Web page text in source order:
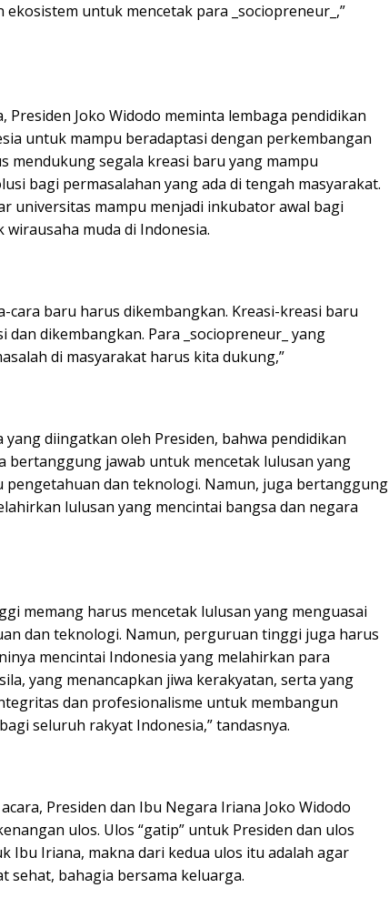
ekosistem untuk mencetak para _sociopreneur_,”
Presiden Joko Widodo meminta lembaga pendidikan
untuk mampu beradaptasi dengan perkembangan
mendukung segala kreasi baru yang mampu
bagi permasalahan yang ada di tengah masyarakat.
universitas mampu menjadi inkubator awal bagi
wirausaha muda di Indonesia.
cara baru harus dikembangkan. Kreasi-kreasi baru
dan dikembangkan. Para _sociopreneur_ yang
di masyarakat harus kita dukung,”
yang diingatkan oleh Presiden, bahwa pendidikan
bertanggung jawab untuk mencetak lulusan yang
pengetahuan dan teknologi. Namun, juga bertanggung
lulusan yang mencintai bangsa dan negara
memang harus mencetak lulusan yang menguasai
dan teknologi. Namun, perguruan tinggi juga harus
mencintai Indonesia yang melahirkan para
yang menancapkan jiwa kerakyatan, serta yang
dan profesionalisme untuk membangun
seluruh rakyat Indonesia,” tandasnya.
Presiden dan Ibu Negara Iriana Joko Widodo
ulos. Ulos “gatip” untuk Presiden dan ulos
Ibu Iriana, makna dari kedua ulos itu adalah agar
sehat, bahagia bersama keluarga.